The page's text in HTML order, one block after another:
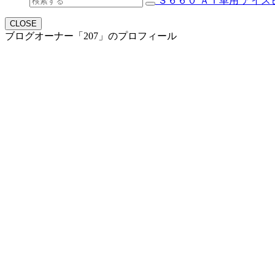
CLOSE
ブログオーナー「207」のプロフィール